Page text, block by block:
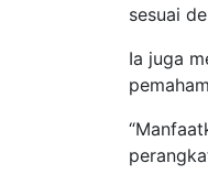
sesuai
Ia juga